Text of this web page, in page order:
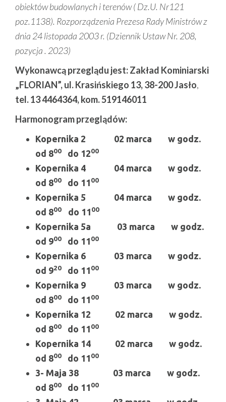
obiektów budowlanych i terenów ( Dz.U. Nr121
poz.1138). Rozporządzenia Prezesa Rady Ministrów z
dnia 24 listopada 2003 r. (Dziennik Ustaw Nr. 208,
pozycja . 2023)
Wykonawcą przeglądu jest: Zakład Kominiarski
„FLORIAN”, ul. Krasińskiego 13, 38-200 Jasło,
tel. 13 4464364, kom. 519146011
Harmonogram przeglądów:
Kopernika 2 02 marca w godz.
od 800 do 1200
Kopernika 4 04 marca w godz.
od 800 do 1100
Kopernika 5 04 marca w godz.
od 800 do 1100
Kopernika 5a 03 marca w godz.
od 900 do 1100
Kopernika 6 03 marca w godz.
od 920 do 1100
Kopernika 9 03 marca w godz.
od 800 do 1100
Kopernika 12 02 marca w godz.
od 800 do 1100
Kopernika 14 02 marca w godz.
od 800 do 1100
3- Maja 38 03 marca w godz.
od 800 do 1100